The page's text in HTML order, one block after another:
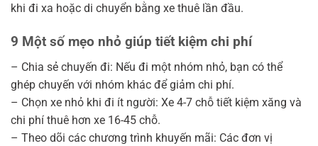
khi đi xa hoặc di chuyển bằng xe thuê lần đầu.
9 Một số mẹo nhỏ giúp tiết kiệm chi phí
– Chia sẻ chuyến đi: Nếu đi một nhóm nhỏ, bạn có thể
ghép chuyến với nhóm khác để giảm chi phí.
– Chọn xe nhỏ khi đi ít người: Xe 4-7 chỗ tiết kiệm xăng và
chi phí thuê hơn xe 16-45 chỗ.
– Theo dõi các chương trình khuyến mãi: Các đơn vị